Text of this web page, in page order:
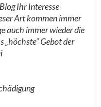
Ihr Inter­es­se
Art kom­men immer
auch immerwie­der die
„höchs­te“ Gebot der